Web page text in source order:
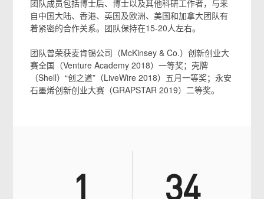
团队成员包括博士后、博士以及其他科研工作者，与来
自中国大陆、香港、英国及欧洲、美国和加拿大团队有
着紧密的合作关系。团队保持在15-20人左右。
团队曾荣获麦肯锡公司（McKinsey & Co.）创新创业大
赛全国（Venture Academy 2018）一等奖；壳牌
（Shell）“创之道”（LiveWire 2018）五月一等奖；永安
石墨烯创新创业大赛（GRAPSTAR 2019）二等奖。
1 34